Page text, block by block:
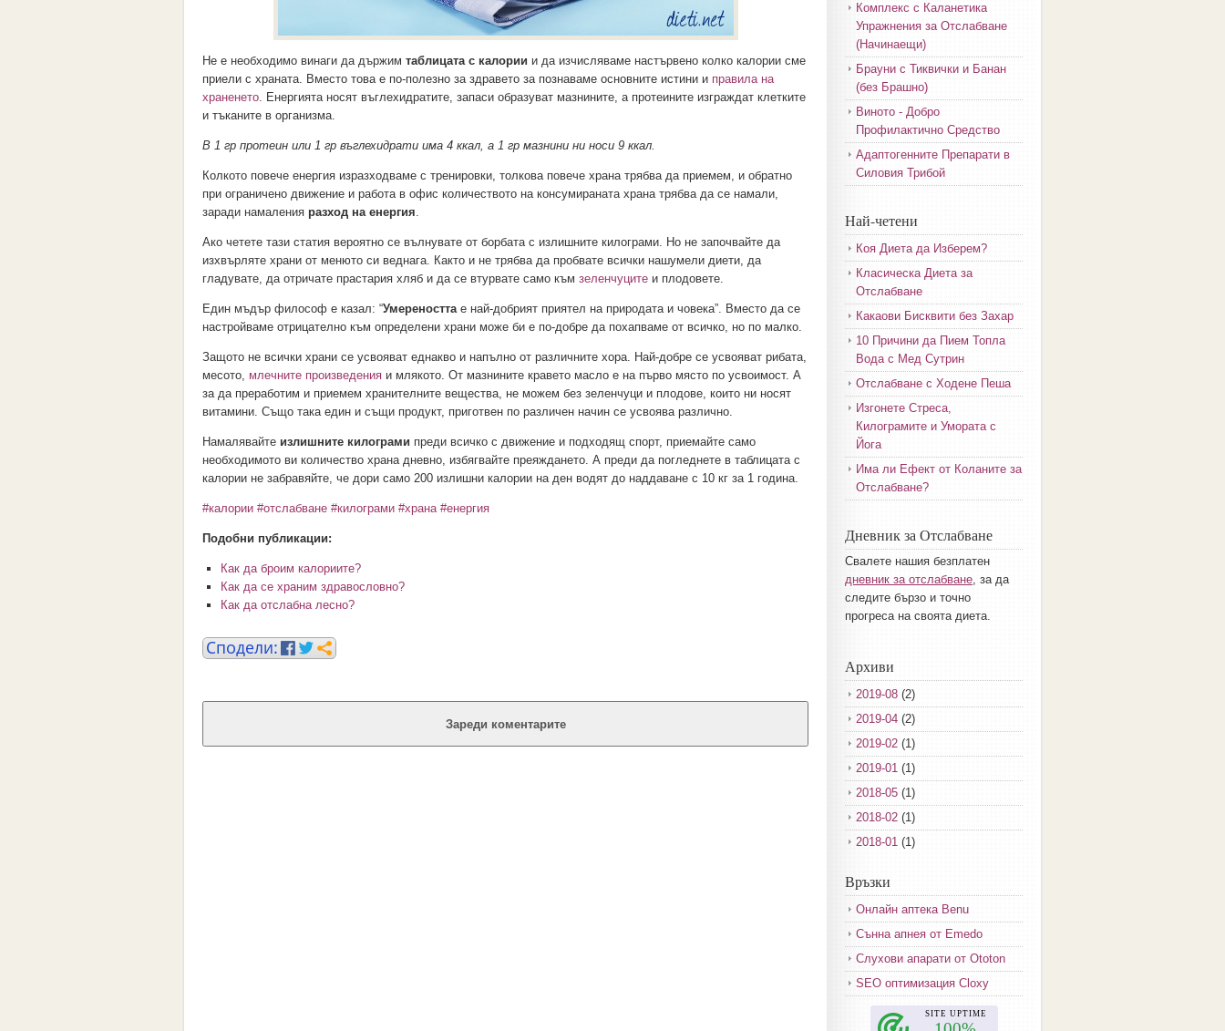
Не е необходимо винаги да държим таблицата с калории и да изчисляваме настървено колко калории сме
приели с храната. Вместо това е по-полезно за здравето за познаваме основните истини и правила на
храненето. Енергията носят въглехидратите, запаси образуват мазнините, а протеините изграждат клетките
и тъканите в организма.
В 1 гр протеин или 1 гр въглехидрати има 4 ккал, а 1 гр мазнини ни носи 9 ккал.
Колкото повече енергия изразходваме с тренировки, толкова повече храна трябва да приемем, и обратно
при ограничено движение и работа в офис количеството на консумираната храна трябва да се намали,
заради намаления разход на енергия.
Ако четете тази статия вероятно се вълнувате от борбата с излишните килограми. Но не започвайте да
изхвърляте храни от менюто си веднага. Както и не трябва да пробвате всички нашумели диети, да
гладувате, да отричате прастария хляб и да се втурвате само към зеленчуците и плодовете.
Един мъдър философ е казал: “Умереносттае най-добрият приятел на природата и човека”. Вместо да се
настройваме отрицателно към определени храни може би е по-добре да похапваме от всичко, но по малко.
Защото не всички храни се усвояват еднакво и напълно от различните хора. Най-добре се усвояват рибата,
месото, млечните произведения и млякото. От мазнините кравето масло е на първо място по усвоимост. А
за да преработим и приемем хранителните вещества, не можем без зеленчуци и плодове, които ни носят
витамини. Също така един и същи продукт, приготвен по различен начин се усвоява различно.
Намалявайте излишните килограми преди всичко с движение и подходящ спорт, приемайте само
необходимото ви количество храна дневно, избягвайте преяждането. А преди да погледнете в таблицата с
калории не забравяйте, че дори само 200 излишни калории на ден водят до наддаване с 10 кг за 1 година.
#калории #отслабване #килограми #храна #енергия
Подобни публикации:
Как да броим калориите?
Как да се храним здравословно?
Как да отслабна лесно?
Зареди коментарите
Комплекс с Каланетика
Упражнения за Отслабване
(Начинаещи)
Брауни с Тиквички и Банан
(без Брашно)
Виното - Добро
Профилактично Средство
Адаптогенните Препарати в
Силовия Трибой
Най-четени
Коя Диета да Изберем?
Класическа Диета за
Отслабване
Какаови Бисквити без Захар
10 Причини да Пием Топла
Вода с Мед Сутрин
Отслабване с Ходене Пеша
Изгонете Стреса,
Килограмите и Умората с
Йога
Има ли Ефект от Коланите за
Отслабване?
Дневник за Отслабване
Свалете нашия безплатен
дневник за отслабване, за да
следите бързо и точно
прогреса на своята диета.
Архиви
2019-08 (2)
2019-04 (2)
2019-02 (1)
2019-01 (1)
2018-05 (1)
2018-02 (1)
2018-01 (1)
2017-11
2017-10 (3)
2017-08(3)
2017-07(1)
2017-06(2)
2017-05(4)
Връзки
Онлайн аптека Benu
Сънна апнея от Emedo
Слухови апарати от Ototon
SEO оптимизация Cloxy